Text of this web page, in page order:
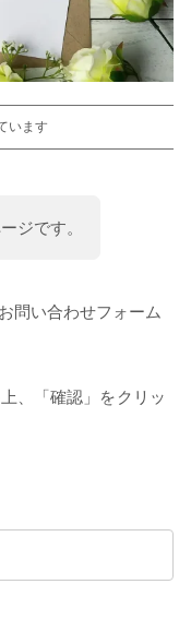
います
ジです。
問い合わせフォーム